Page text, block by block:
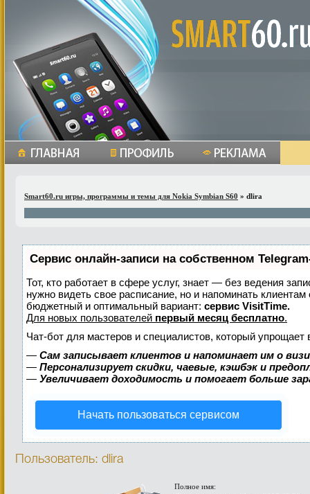
Smart60.ru игры, программы и темы для Nokia Symbian S60 » dlira
Сервис онлайн-записи на собственном
Тот, кто работает в сфере услуг, знает — без ведения
нужно видеть свое расписание, но и напоминать
бюджетный и оптимальный вариант: сервис VisitTime.
Для новых пользователей первый месяц бесплатно.
Чат-бот для мастеров и специалистов, который упрощает
— Сам записывает клиентов и напоминает им о
— Персонализирует скидки, чаевые, кэшбэк и
— Увеличивает доходимость и помогает больше
Начать пользоваться сервисом
Пользователь: dlira
Полное имя: